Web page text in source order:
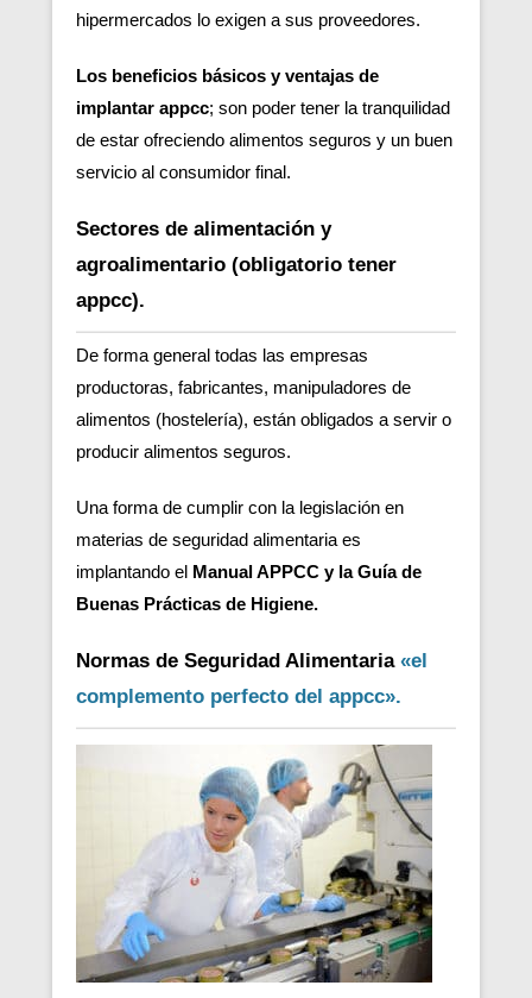
hipermercados lo exigen a sus proveedores.
Los beneficios básicos y ventajas de
implantar appcc; son poder tener la tranquilidad
de estar ofreciendo alimentos seguros y un buen
servicio al consumidor final.
Sectores de alimentación y
agroalimentario (obligatorio tener
appcc).
De forma general todas las empresas
productoras, fabricantes, manipuladores de
alimentos (hostelería), están obligados a servir o
producir alimentos seguros.
Una forma de cumplir con la legislación en
materias de seguridad alimentaria es
implantando el Manual APPCC y la Guía de
Buenas Prácticas de Higiene.
Normas de Seguridad Alimentaria «el
complemento perfecto del appcc».